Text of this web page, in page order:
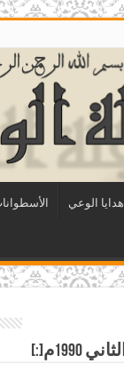
هدايا الوعي